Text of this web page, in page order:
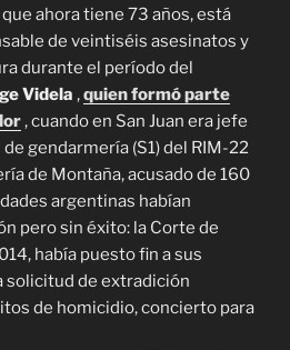
ahora tiene 73 años, está
de veintiséis asesinatos y
durante el período del
Videla ,quien formó parte
, cuando en San Juan era jefe
gendarmería (S1) del RIM-22
de Montaña, acusado de 160
argentinas habían
pero sin éxito: la Corte de
había puesto fin a sus
solicitud de extradición
de homicidio, concierto para